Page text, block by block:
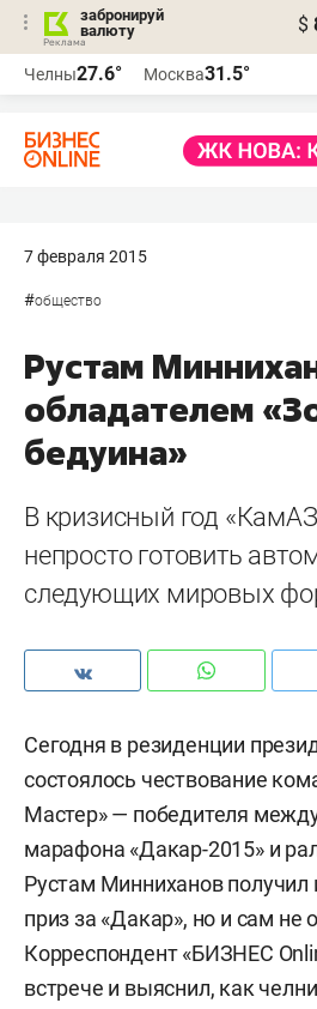
забронируй
валюту
$
Челны27.6° Москва31.5°
7 февраля 2015
#общество
Рустам
обладателем
бедуина»
В кризисный год
непросто готовить
следующих мировых
Сегодня в резиденции
состоялось чествование
Мастер» — победителя
марафона «Дакар-2015» и
Рустам Минниханов получил
приз за «Дакар», но и сам не
Корреспондент «БИЗНЕС
встрече и выяснил, как